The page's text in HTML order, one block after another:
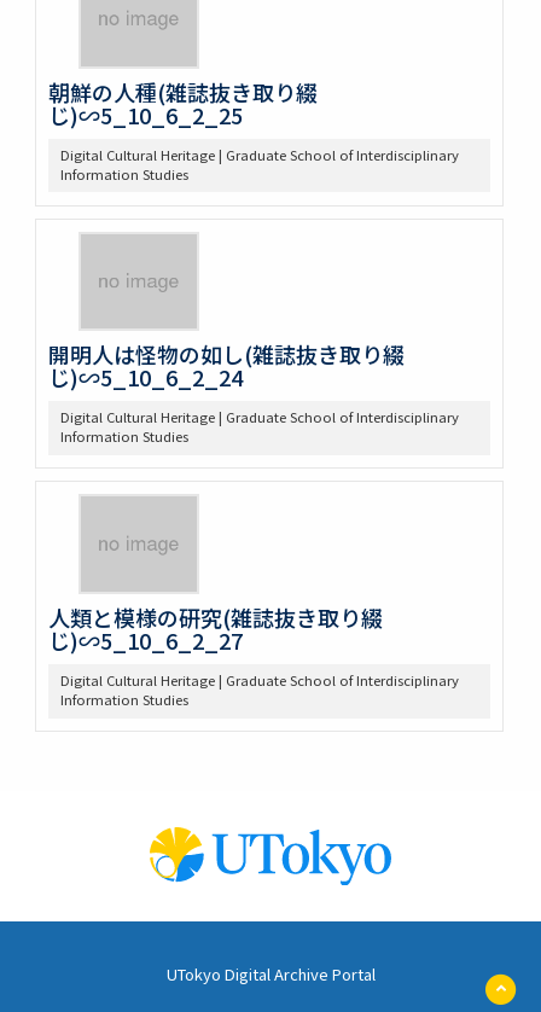
朝鮮の人種(雑誌抜き取り綴
じ)∽5_10_6_2_25
Digital Cultural Heritage | Graduate School of Interdisciplinary
Information Studies
開明人は怪物の如し(雑誌抜き取り綴
じ)∽5_10_6_2_24
Digital Cultural Heritage | Graduate School of Interdisciplinary
Information Studies
人類と模様の研究(雑誌抜き取り綴
じ)∽5_10_6_2_27
Digital Cultural Heritage | Graduate School of Interdisciplinary
Information Studies
UTokyo Digital Archive Portal
ペ